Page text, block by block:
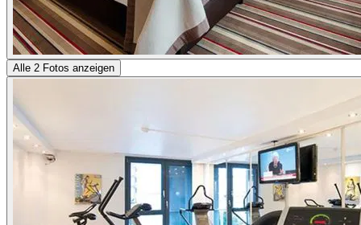
Alle 2 Fotos anzeigen